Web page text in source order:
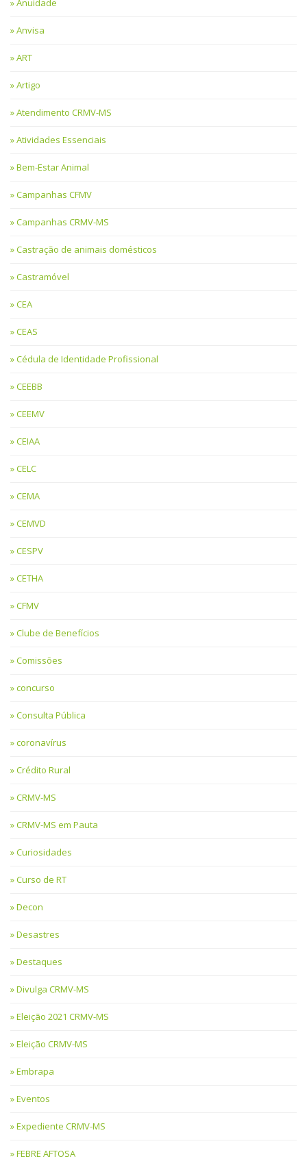
Anuidade
Anvisa
ART
Artigo
Atendimento CRMV-MS
Atividades Essenciais
Bem-Estar Animal
Campanhas CFMV
Campanhas CRMV-MS
Castração de animais domésticos
Castramóvel
CEA
CEAS
Cédula de Identidade Profissional
CEEBB
CEEMV
CEIAA
CELC
CEMA
CEMVD
CESPV
CETHA
CFMV
Clube de Benefícios
Comissões
concurso
Consulta Pública
coronavírus
Crédito Rural
CRMV-MS
CRMV-MS em Pauta
Curiosidades
Curso de RT
Decon
Desastres
Destaques
Divulga CRMV-MS
Eleição 2021 CRMV-MS
Eleição CRMV-MS
Embrapa
Eventos
Expediente CRMV-MS
FEBRE AFTOSA